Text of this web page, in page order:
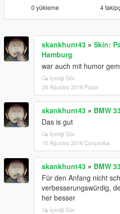
0 yükleme 4
skankhunt43 » Skin:
Hamburg
war auch mit humor
İçeriği Gör
26 Ağustos 2018 Pazar
skankhunt43 » BMW
Das is gut
İçeriği Gör
15 Ağustos 2018 Çarşamba
skankhunt43 » BMW
Für den Anfang nicht
verbesserungswürdig,
her besser
İçeriği Gör